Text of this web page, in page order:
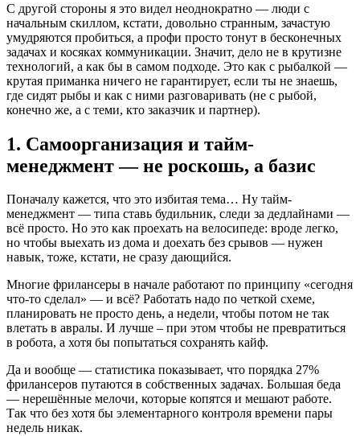
С другой стороны я это видел неоднократно — люди с
начальным скиллом, кстати, довольно странным, зачастую
умудряются пробиться, а профи просто тонут в бесконечных
задачах и косяках коммуникации. Значит, дело не в крутизне
технологий, а как бы в самом подходе. Это как с рыбалкой —
крутая приманка ничего не гарантирует, если ты не знаешь,
где сидят рыбы и как с ними разговаривать (не с рыбой,
конечно же, а с теми, кто заказчик и партнер).
1. Самоорганизация и тайм-
менеджмент — не роскошь, а базис
Поначалу кажется, что это избитая тема… Ну тайм-
менеджмент — типа ставь будильник, следи за дедлайнами —
всё просто. Но это как проехать на велосипеде: вроде легко,
но чтобы выехать из дома и доехать без срывов — нужен
навык, тоже, кстати, не сразу дающийся.
Многие фрилансеры в начале работают по принципу «сегодня
что-то сделал» — и всё? Работать надо по четкой схеме,
планировать не просто день, а недели, чтобы потом не так
влетать в авралы. И лучше – при этом чтобы не превратиться
в робота, а хотя бы попытаться сохранять кайф.
Да и вообще — статистика показывает, что порядка 27%
фрилансеров путаются в собственных задачах. Большая беда
— нерешённые мелочи, которые копятся и мешают работе.
Так что без хотя бы элементарного контроля времени пары
недель никак.